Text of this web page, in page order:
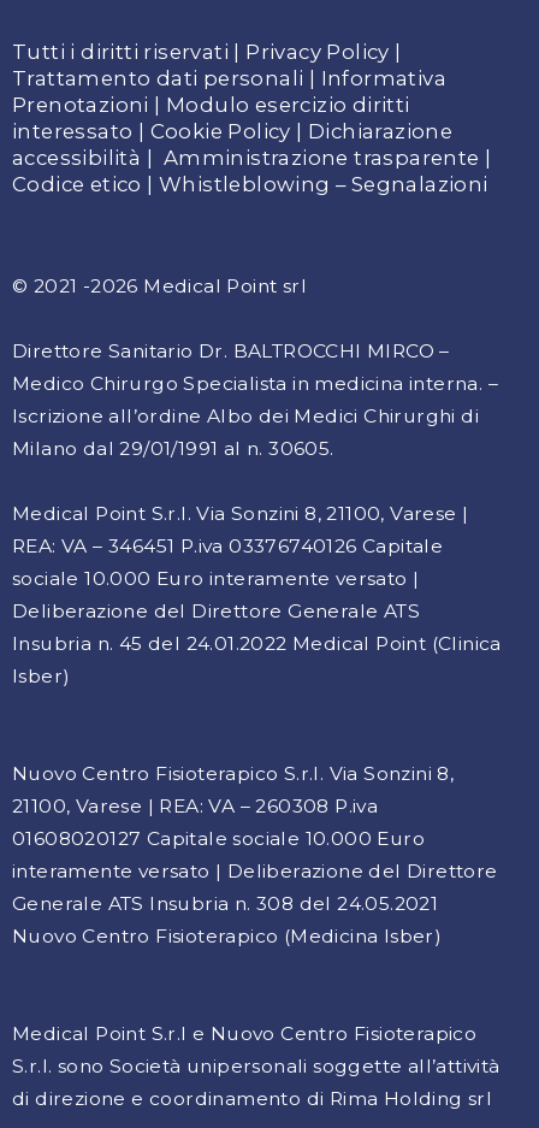
Tutti i diritti riservati | Privacy Policy |
Trattamento dati personali | Informativa
Prenotazioni | Modulo esercizio diritti
interessato | Cookie Policy | Dichiarazione
accessibilità | Amministrazione trasparente |
Codice etico |Whistleblowing – Segnalazioni
© 2021 -2026 Medical Point srl
Direttore Sanitario Dr. BALTROCCHI MIRCO –
Medico Chirurgo Specialista in medicina interna. –
Iscrizione all’ordine Albo dei Medici Chirurghi di
Milano dal 29/01/1991 al n. 30605.
Medical Point S.r.l. Via Sonzini 8, 21100, Varese |
REA: VA – 346451 P.iva 03376740126 Capitale
sociale 10.000 Euro interamente versato |
Deliberazione del Direttore Generale ATS
Insubria n. 45 del 24.01.2022 Medical Point (Clinica
Isber)
Nuovo Centro Fisioterapico S.r.l. Via Sonzini 8,
21100, Varese | REA: VA – 260308 P.iva
01608020127 Capitale sociale 10.000 Euro
interamente versato | Deliberazione del Direttore
Generale ATS Insubria n. 308 del 24.05.2021
Nuovo Centro Fisioterapico (Medicina Isber)
Medical Point S.r.l e Nuovo Centro Fisioterapico
S.r.l. sono Società unipersonali soggette all’attività
di direzione e coordinamento di Rima Holding srl